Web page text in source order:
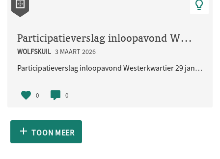
Participatieverslag inloopavond Westerkwartier 29 januari 2026
WOLFSKUIL 3 MAART 2026
Participatieverslag inloopavond Westerkwartier 29 januari 2026
0 0
TOON MEER